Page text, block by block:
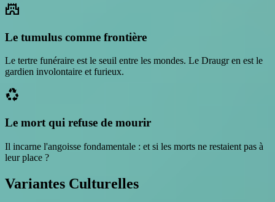
castle
Le tumulus comme frontière
Le tertre funéraire est le seuil entre les mondes. Le Draugr en est le
gardien involontaire et furieux.
recycling
Le mort qui refuse de mourir
Il incarne l'angoisse fondamentale : et si les morts ne restaient pas à
leur place ?
Variantes Culturelles